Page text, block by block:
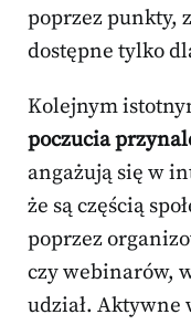
poprzez punkty,
dostępne tylko
Kolejnym
poczucia
angażują się w
że są częścią
poprzez
czy webinarów,
udział.